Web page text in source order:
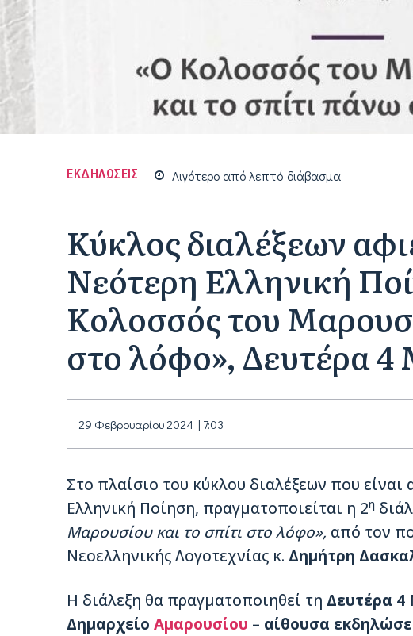
ΕΚΔΗΛΩΣΕΙΣ Λιγότερο απόλεπτό διάβασμα
Κύκλος διαλέξεων
Νεότερη Ελληνική
Κολοσσός του
στο λόφο», Δευτέρα 4
29 Φεβρουαρίου 2024 | 7:03
Στο πλαίσιο του κύκλου διαλέξεων που
Ελληνική Ποίηση, πραγματοποιείται η 2η
Μαρουσίου και το σπίτι στο λόφο», από τον
Νεοελληνικής Λογοτεχνίας κ. Δημήτρη
Η διάλεξη θα πραγματοποιηθεί τη Δευτέρα 4
Δημαρχείο Αμαρουσίου – αίθουσα